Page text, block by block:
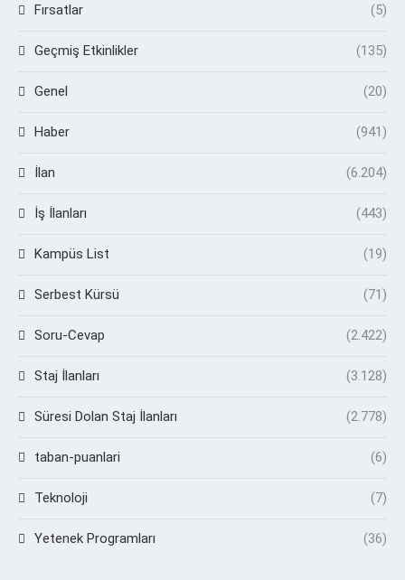
Fırsatlar (5)
Geçmiş Etkinlikler (135)
Genel (20)
Haber (941)
İlan (6.204)
İş İlanları (443)
Kampüs List (19)
Serbest Kürsü (71)
Soru-Cevap (2.422)
Staj İlanları (3.128)
Süresi Dolan Staj İlanları (2.778)
taban-puanlari (6)
Teknoloji (7)
Yetenek Programları (36)